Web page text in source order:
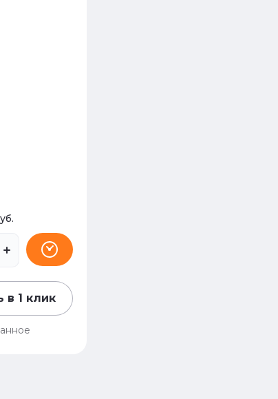
в 1 клик